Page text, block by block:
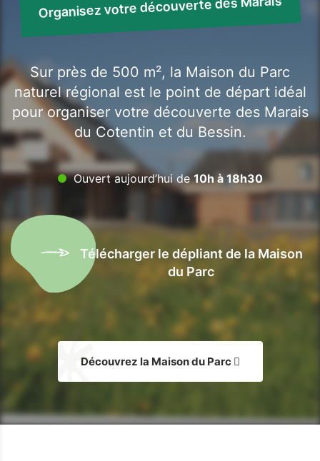
Organisez votre découverte des Marais
Sur près de 500 m², la Maison du Parc
naturel régional est le point de départ idéal
pour organiser votre découverte des Marais
du Cotentin et du Bessin.
Ouvert aujourd’hui de10h à 18h30
Télécharger le dépliant de la Maison
du Parc
Découvrez la Maison du Parc